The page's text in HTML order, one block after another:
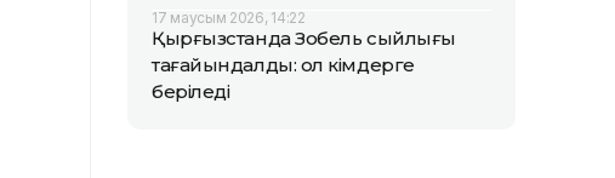
17 маусым 2026, 14:22
Қырғызстанда Зобель сыйлығы
тағайындалды: ол кімдерге
беріледі